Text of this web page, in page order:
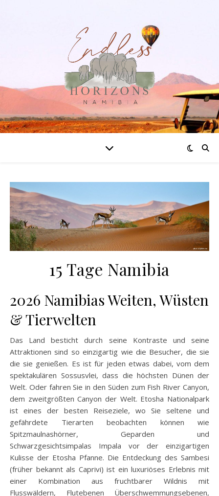
15 Tage Namibia
2026 Namibias Weiten, Wüsten
& Tierwelten
Das Land besticht durch seine Kontraste und seine
Attraktionen sind so einzigartig wie die Besucher, die sie
die sie genießen. Es ist für jeden etwas dabei, vom dem
spektakulären Sossusvlei, dass die höchsten Dünen der
Welt. Oder fahren Sie in den Süden zum Fish River Canyon,
dem zweitgrößten Canyon der Welt. Etosha Nationalpark
ist eines der besten Reiseziele, wo Sie seltene und
gefährdete Tierarten beobachten können wie
Spitzmaulnashörner, Geparden und
Schwarzgesichtsimpalas Impala vor der einzigartigen
Kulisse der Etosha Pfanne. Die Entdeckung des Sambesi
(früher bekannt als Caprivi) ist ein luxuriöses Erlebnis mit
einer Kombination aus fruchtbarer Wildnis mit
Flusswäldern, Flutebenen Überschwemmungsebenen,